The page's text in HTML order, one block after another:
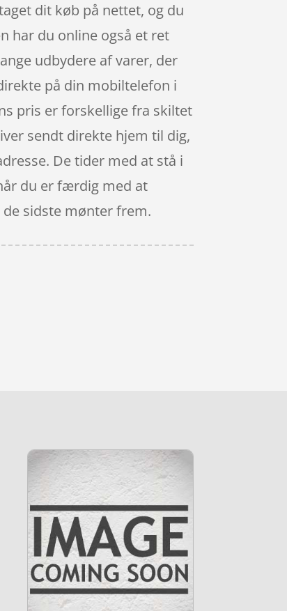
dit køb på nettet, og du
har du online også et ret
udbydere af varer, der
på din mobiltelefon i
pris er forskellige fra skiltet
sendt direkte hjem til dig,
De tider med at stå i
du er færdig med at
sidste mønter frem.